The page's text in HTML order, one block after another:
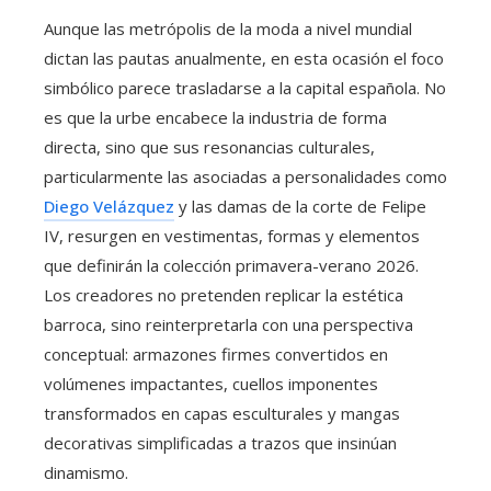
Aunque las metrópolis de la moda a nivel mundial
dictan las pautas anualmente, en esta ocasión el foco
simbólico parece trasladarse a la capital española. No
es que la urbe encabece la industria de forma
directa, sino que sus resonancias culturales,
particularmente las asociadas a personalidades como
Diego Velázquez y las damas de la corte de Felipe
IV, resurgen en vestimentas, formas y elementos
que definirán la colección primavera-verano 2026.
Los creadores no pretenden replicar la estética
barroca, sino reinterpretarla con una perspectiva
conceptual: armazones firmes convertidos en
volúmenes impactantes, cuellos imponentes
transformados en capas esculturales y mangas
decorativas simplificadas a trazos que insinúan
dinamismo.